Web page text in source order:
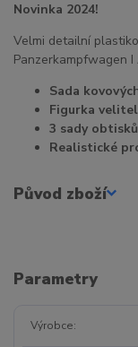
Novinka 2024!
Velmi detailní
Panzerkampfwagen
Sada
Figurka
3 sady
Realistické
Původ zboží
Parametry
Výrobce